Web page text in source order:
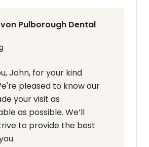
Pulborough Dental
John, for your kind
pleased to know our
your visit as
as possible. We’ll
to provide the best